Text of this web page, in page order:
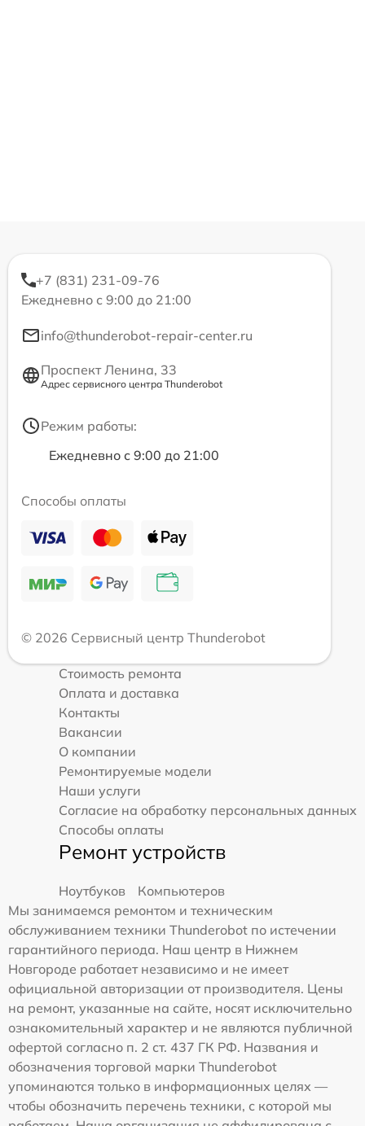
+7 (831) 231-09-76
Ежедневно с 9:00 до 21:00
info@thunderobot-repair-center.ru
Проспект Ленина, 33
Адрес сервисного центра Thunderobot
Режим работы:
Ежедневно с 9:00 до 21:00
Способы оплаты
© 2026 Сервисный центр Thunderobot
Стоимость ремонта
Оплата и доставка
Контакты
Вакансии
О компании
Ремонтируемые модели
Наши услуги
Согласие на обработку персональных данных
Способы оплаты
Ремонт устройств
Ноутбуков
Компьютеров
Мы занимаемся ремонтом и техническим
обслуживанием техники Thunderobot по истечении
гарантийного периода. Наш центр в Нижнем
Новгороде работает независимо и не имеет
официальной авторизации от производителя. Цены
на ремонт, указанные на сайте, носят исключительно
ознакомительный характер и не являются публичной
офертой согласно п. 2 ст. 437 ГК РФ. Названия и
обозначения торговой марки Thunderobot
упоминаются только в информационных целях —
чтобы обозначить перечень техники, с которой мы